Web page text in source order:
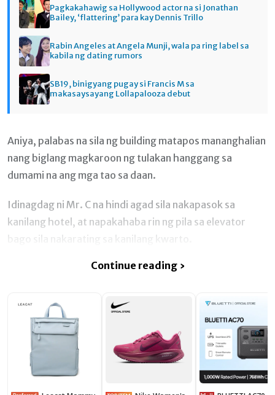
Pagkakahawig sa Hollywood actor na si Jonathan
Bailey, ‘flattering’ para kay Dennis Trillo
Rabin Angeles at Angela Munji, wala pa ring label sa
kabila ng dating rumors
SB19, binigyang pugay si Francis M sa
makasaysayang Lollapalooza debut
Aniya, palabas na sila ng building matapos mananghalian
nang biglang magkaroon ng tulakan hanggang sa
dumami na ang mga tao sa daan.
Idinagdag ni Mr. C na hindi agad sila nakapasok sa
kanilang hotel, at napakahaba rin ng pila sa elevator
Continue reading ›